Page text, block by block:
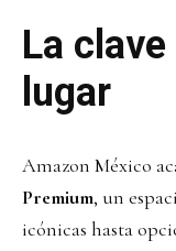
La
lugar
Amazon México
Premium, un
icónicas hasta